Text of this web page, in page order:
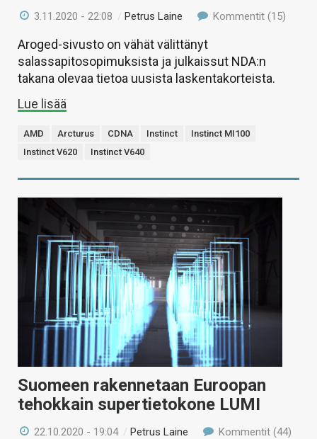
3.11.2020 - 22:08 /Petrus Laine Kommentit (15)
Aroged-sivusto on vähät välittänyt
salassapitosopimuksista ja julkaissut NDA:n
takana olevaa tietoa uusista laskentakorteista.
Lue lisää
AMD Arcturus CDNA Instinct
Instinct MI100
Instinct V620
Instinct V640
Suomeen rakennetaan Euroopan
tehokkain supertietokone LUMI
22.10.2020 - 19:04 /Petrus Laine Kommentit (44)